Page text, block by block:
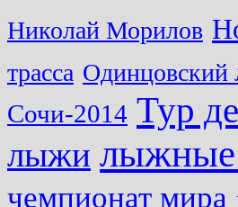
Николай Морилов
трасса
Сочи-2014 Тур
лыжи лыжные
чемпионат мира